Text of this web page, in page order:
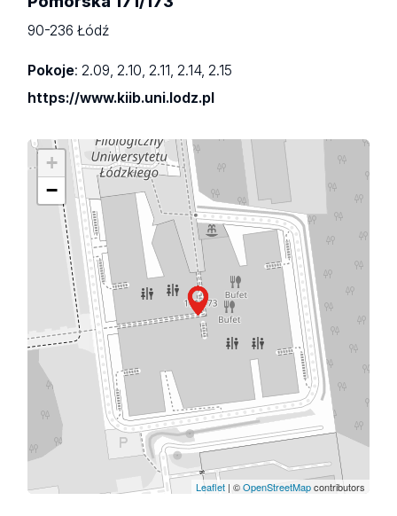
90-236 Łódź
Pokoje: 2.09, 2.10, 2.11, 2.14, 2.15
https://www.kiib.uni.lodz.pl
+
−
Leaflet| ©OpenStreetMapcontributors